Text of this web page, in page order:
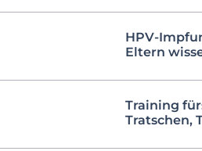
HPV-
Eltern
Training
Tratschen,